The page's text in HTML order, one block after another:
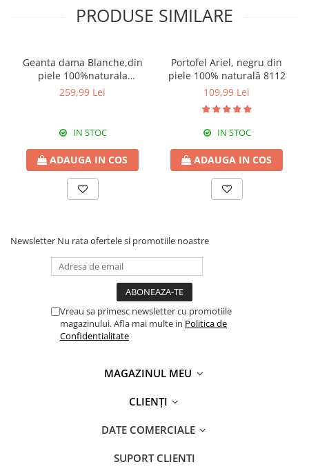
PRODUSE SIMILARE
Geanta dama Blanche,din
piele 100%naturala
Italia,8246,negru
259,99 Lei
IN STOC
ADAUGA IN COS
Portofel Ariel, negru din
piele 100% naturală 8112
109,99 Lei
IN STOC
ADAUGA IN COS
Newsletter Nu rata ofertele si promotiile noastre
Vreau sa primesc newsletter cu promotiile
magazinului. Afla mai multe in Politica de
Confidentialitate
MAGAZINUL MEU
CLIENȚI
DATE COMERCIALE
SUPORT CLIENTI